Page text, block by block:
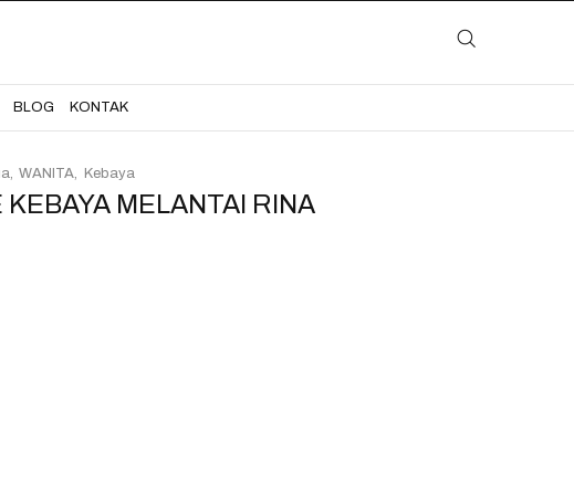
KONTAK
BLOG KONTAK
MELANTAI RINA
WANITA Kebaya